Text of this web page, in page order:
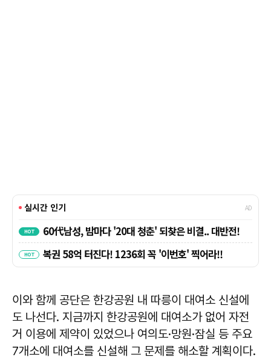
이와 함께 공단은 한강공원 내 따릉이 대여소 신설에
도 나선다. 지금까지 한강공원에 대여소가 없어 자전
거 이용에 제약이 있었으나 여의도·망원·잠실 등 주요
7개소에 대여소를 신설해 그 문제를 해소할 계획이다.